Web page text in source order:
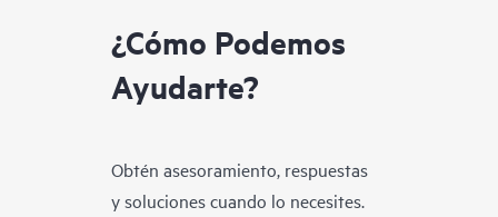
¿Cómo Podemos
Ayudarte?
Obtén asesoramiento, respuestas
y soluciones cuando lo necesites.